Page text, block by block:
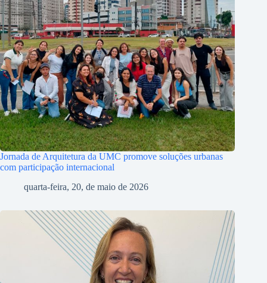
Jornada de Arquitetura da UMC promove soluções urbanas
com participação internacional
quarta-feira, 20, de maio de 2026